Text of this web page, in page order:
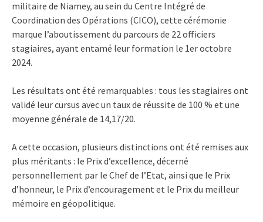
militaire de Niamey, au sein du Centre Intégré de
Coordination des Opérations (CICO), cette cérémonie
marque l’aboutissement du parcours de 22 officiers
stagiaires, ayant entamé leur formation le 1er octobre
2024.
Les résultats ont été remarquables : tous les stagiaires ont
validé leur cursus avec un taux de réussite de 100 % et une
moyenne générale de 14,17/20.
A cette occasion, plusieurs distinctions ont été remises aux
plus méritants : le Prix d’excellence, décerné
personnellement par le Chef de l’Etat, ainsi que le Prix
d’honneur, le Prix d’encouragement et le Prix du meilleur
mémoire en géopolitique.